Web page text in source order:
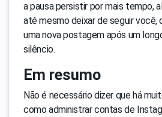
a pausa persistir por mais tempo,
até mesmo deixar de seguir você,
uma nova postagem após um
silêncio.
Em resumo
Não é necessário dizer que há
como administrar contas de